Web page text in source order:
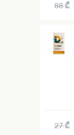
88 ₾
27 ₾